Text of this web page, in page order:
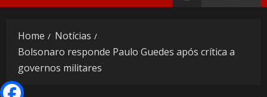
Home
Notícias
Bolsonaro responde Paulo Guedes após crítica a
governos militares